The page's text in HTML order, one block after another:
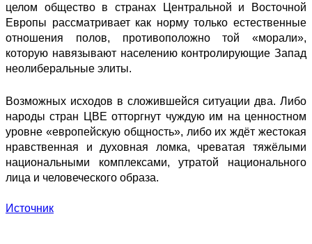
целом общество в странах Центральной и Восточной
Европы рассматривает как норму только естественные
отношения полов, противоположно той «морали»,
которую навязывают населению контролирующие Запад
неолиберальные элиты.
Возможных исходов в сложившейся ситуации два. Либо
народы стран ЦВЕ отторгнут чуждую им на ценностном
уровне «европейскую общность», либо их ждёт жестокая
нравственная и духовная ломка, чреватая тяжёлыми
национальными комплексами, утратой национального
лица и человеческого образа.
Источник